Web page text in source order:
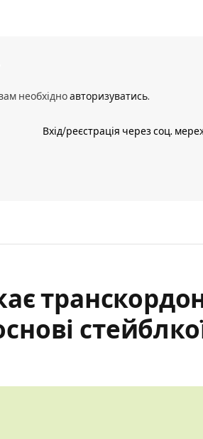
необхідноавторизуватись.
Вхід/реєстрація через соц.